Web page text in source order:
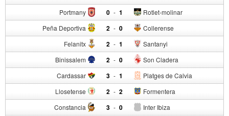
Portmany 0 - Rotlet-molinar
1
Peña Deportiva 2 - Collerense
0
Felanitx 2 - Santanyi
1
Binissalem 2 - Son Cladera
0
Cardassar 3 - Platges de Calvia
1
Llosetense 2 - Formentera
2
Constancia 3 - Inter Ibiza
0